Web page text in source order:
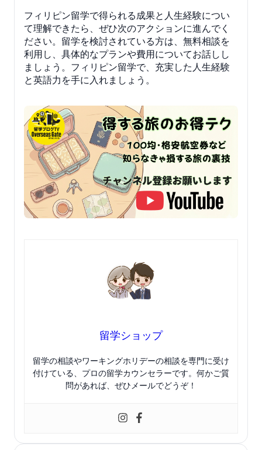
フィリピン留学で得られる成果と人生経験につい
て理解できたら、ぜひ次のアクションに進んでく
ださい。留学を検討されている方は、無料相談を
利用し、具体的なプランや費用についてお話しし
ましょう。フィリピン留学で、充実した人生経験
と英語力を手に入れましょう。
留学ショップ
留学の相談やワーキングホリデーの相談を専門に受け
付けている、プロの留学カウンセラーです。何かご質
問があれば、ぜひメールでどうぞ！